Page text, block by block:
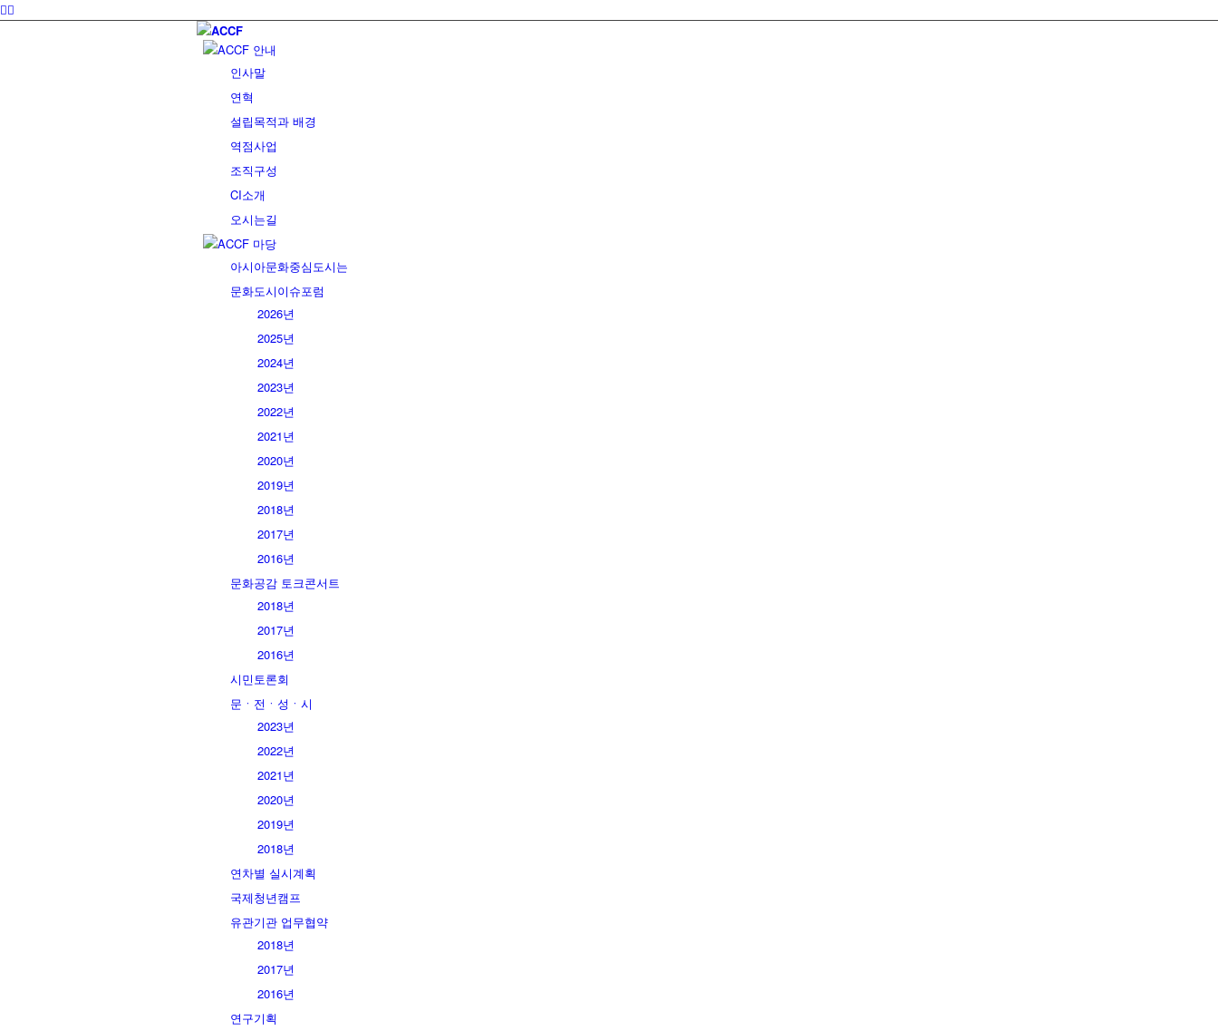
ACCF 안내
인사말
연혁
설립목적과 배경
역점사업
조직구성
CI소개
오시는길
ACCF 마당
아시아문화중심도시는
문화도시이슈포럼
2026년
2025년
2024년
2023년
2022년
2021년
2020년
2019년
2018년
2017년
2016년
문화공감 토크콘서트
2018년
2017년
2016년
시민토론회
문ㆍ전ㆍ성ㆍ시
2023년
2022년
2021년
2020년
2019년
2018년
연차별 실시계획
국제청년캠프
유관기관 업무협약
2018년
2017년
2016년
연구기획